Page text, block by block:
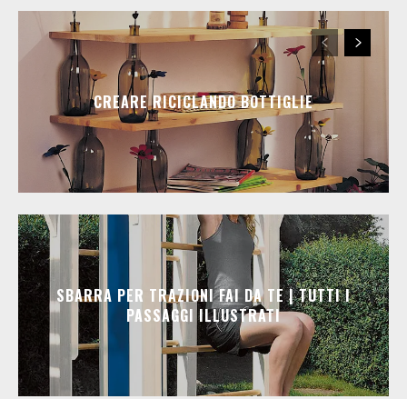
CREARE RICICLANDO BOTTIGLIE
SBARRA PER TRAZIONI FAI DA TE | TUTTI I
PASSAGGI ILLUSTRATI